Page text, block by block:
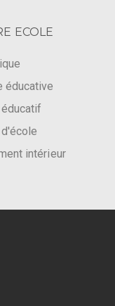
ECOLE
éducative
intérieur